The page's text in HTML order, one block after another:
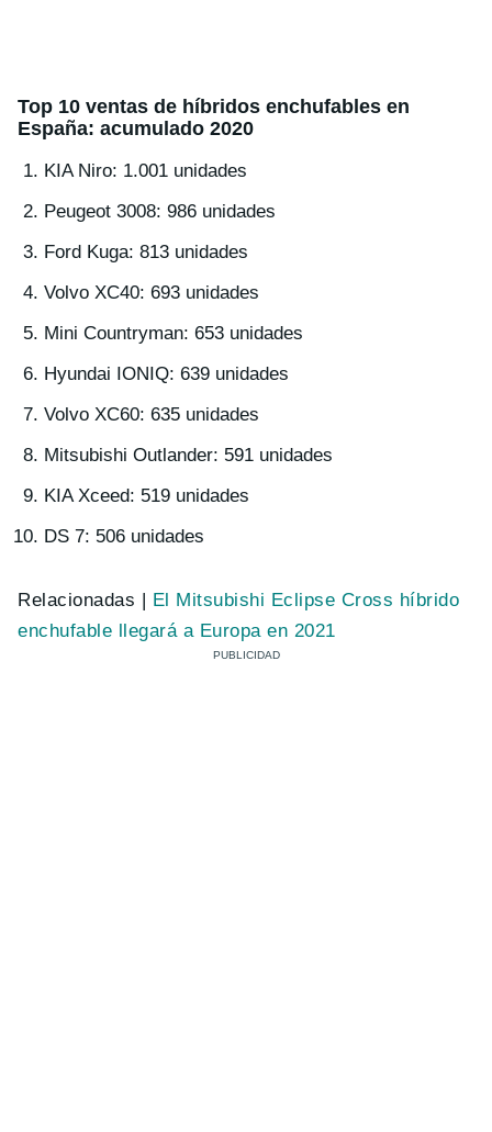
Top 10 ventas de híbridos enchufables en
España: acumulado 2020
KIA Niro: 1.001 unidades
Peugeot 3008: 986 unidades
Ford Kuga: 813 unidades
Volvo XC40: 693 unidades
Mini Countryman: 653 unidades
Hyundai IONIQ: 639 unidades
Volvo XC60: 635 unidades
Mitsubishi Outlander: 591 unidades
KIA Xceed: 519 unidades
DS 7: 506 unidades
Relacionadas |
El Mitsubishi Eclipse Cross híbrido
enchufable llegará a Europa en 2021